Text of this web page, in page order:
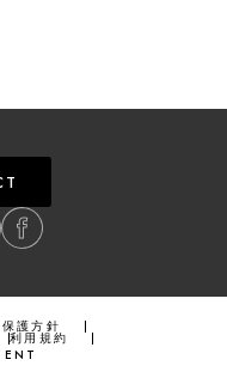
護方針
利用規約
ENT